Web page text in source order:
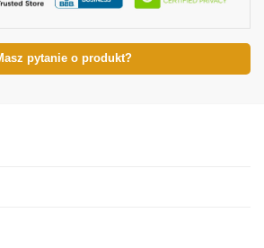
pytanie o produkt?